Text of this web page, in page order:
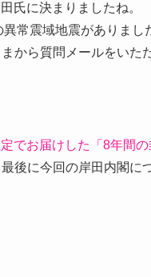
氏に決まりましたね。
常震域地震がありまし
から質問メールをいた
定でお届けした「8年間
後に今回の岸田内閣に